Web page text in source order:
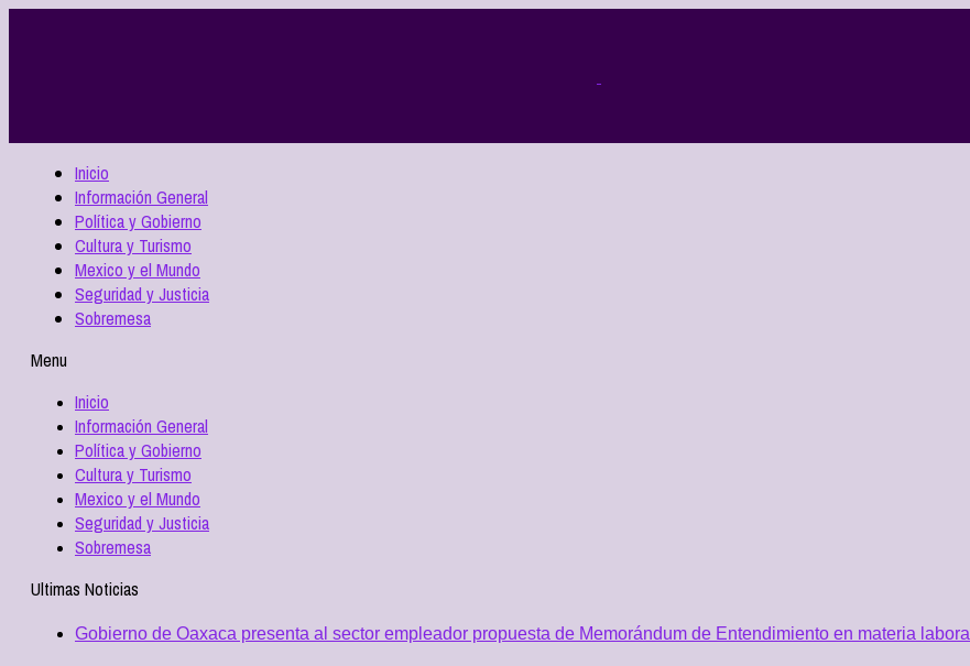
Inicio
Información General
Política y Gobierno
Cultura y Turismo
Mexico y el Mundo
Seguridad y Justicia
Sobremesa
Menu
Inicio
Información General
Política y Gobierno
Cultura y Turismo
Mexico y el Mundo
Seguridad y Justicia
Sobremesa
Ultimas Noticias
Gobierno de Oaxaca presenta al sector empleador propuesta de Memorándum de Entendimiento en materia laboral